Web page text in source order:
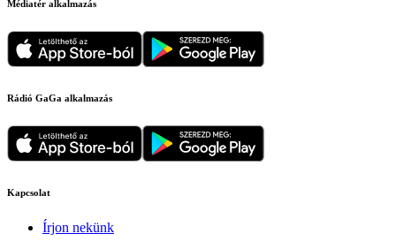
Médiatér alkalmazás
Rádió GaGa alkalmazás
Kapcsolat
Írjon nekünk